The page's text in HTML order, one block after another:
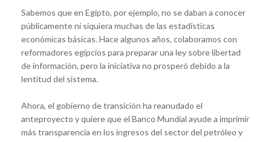
Sabemos que en Egipto, por ejemplo, no se daban a conocer
públicamente ni siquiera muchas de las estadísticas
económicas básicas. Hace algunos años, colaboramos con
reformadores egipcios para preparar una ley sobre libertad
de información, pero la iniciativa no prosperó debido a la
lentitud del sistema.
Ahora, el gobierno de transición ha reanudado el
anteproyecto y quiere que el Banco Mundial ayude a imprimir
más transparencia en los ingresos del sector del petróleo y